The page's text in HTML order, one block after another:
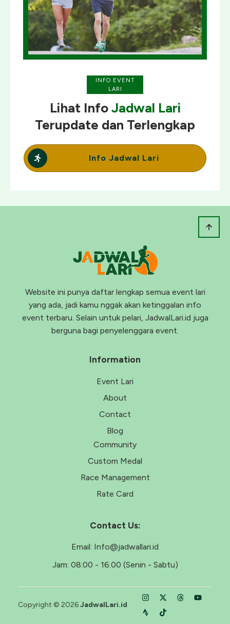
INFO EVENT
LARI
Lihat InfoJadwal Lari
Terupdate dan Terlengkap
Info Jadwal Lari
Website ini punya daftar lengkap semua event lari
yang ada, jadi kamu nggak akan ketinggalan info
event terbaru. Selain untuk pelari, JadwalLari.id juga
berguna bagi penyelenggara event.
Information
Event Lari
About
Contact
Blog
Community
Custom Medal
Race Management
Rate Card
Contact Us:
Email: Info@jadwallari.id
Jam: 08:00 - 16.00 (Senin - Sabtu)
Copyright © 2026JadwalLari.id